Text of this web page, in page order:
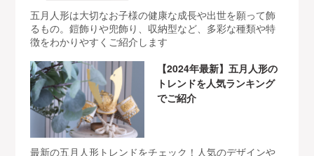
五月人形は大切なお子様の健康な成長や出世を願って飾
るもの。鎧飾りや兜飾り、収納型など、多彩な種類や特
徴をわかりやすくご紹介します
【2024年最新】五月人形の
トレンドを人気ランキング
でご紹介
最新の五月人形トレンドをチェック！人気のデザインや